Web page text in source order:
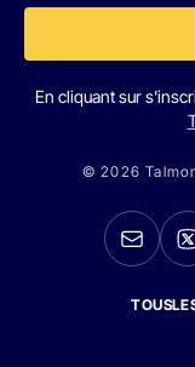
En cliquant sur
© 2026